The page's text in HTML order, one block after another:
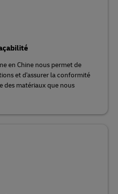
en Chine nous permet de
et d'assurer la conformité
des matériaux que nous